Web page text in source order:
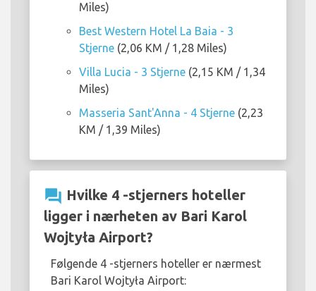
Miles)
Best Western Hotel La Baia - 3
Stjerne (2,06 KM / 1,28 Miles)
Villa Lucia - 3 Stjerne (2,15 KM / 1,34
Miles)
Masseria Sant'Anna - 4 Stjerne (2,23
KM / 1,39 Miles)
question_answer Hvilke 4 -stjerners hoteller
ligger i nærheten av Bari Karol
Wojtyła Airport?
Følgende 4 -stjerners hoteller er nærmest
Bari Karol Wojtyła Airport: